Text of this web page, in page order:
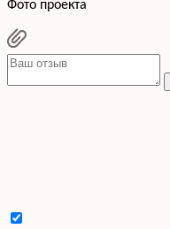
Фото проекта